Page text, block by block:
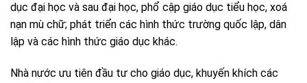
dục đại học và sau đại học, phổ cập giáo dục tiểu học, xoá
nạn mù chữ; phát triển các hình thức trường quốc lập, dân
lập và các hình thức giáo dục khác.
Nhà nước ưu tiên đầu tư cho giáo dục, khuyến khích các